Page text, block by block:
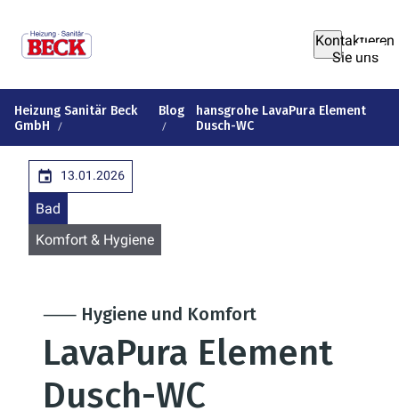
Kontaktieren
Sie uns
Heizung Sanitär Beck
GmbH
Blog
hansgrohe LavaPura Element
Dusch-WC
13.01.2026
Bad
Komfort & Hygiene
⸺ Hygiene und Komfort
LavaPura Element
Dusch-WC